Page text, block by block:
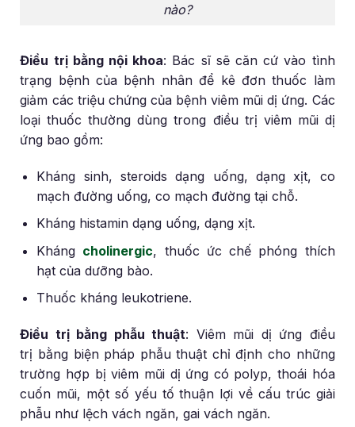
nào?
Điều trị bằng nội khoa: Bác sĩ sẽ căn cứ vào tình
trạng bệnh của bệnh nhân để kê đơn thuốc làm
giảm các triệu chứng của bệnh viêm mũi dị ứng. Các
loại thuốc thường dùng trong điều trị viêm mũi dị
ứng bao gồm:
Kháng sinh, steroids dạng uống, dạng xịt, co
mạch đường uống, co mạch đường tại chỗ.
Kháng histamin dạng uống, dạng xịt.
Kháng cholinergic, thuốc ức chế phóng thích
hạt của dưỡng bào.
Thuốc kháng leukotriene.
Điều trị bằng phẫu thuật: Viêm mũi dị ứng điều
trị bằng biện pháp phẫu thuật chỉ định cho những
trường hợp bị viêm mũi dị ứng có polyp, thoái hóa
cuốn mũi, một số yếu tố thuận lợi về cấu trúc giải
phẫu như lệch vách ngăn, gai vách ngăn.